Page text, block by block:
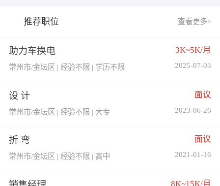
推荐职位 查看更多>
助力车换电 3K~5K/月
常州市/金坛区 | 经验不限 | 学历不限 2025-07-03
设 计 面议
常州市/金坛区 | 经验不限 | 大专 2023-06-26
折 弯 面议
常州市/金坛区 | 经验不限 | 高中 2021-01-16
8K~15K/月